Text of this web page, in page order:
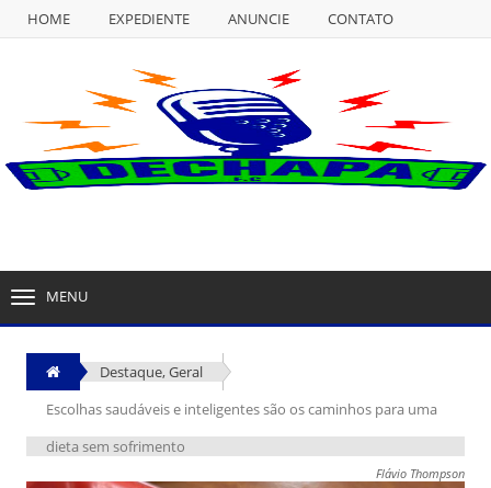
HOME EXPEDIENTE ANUNCIE
CONTATO
EXPEDIENTE ANUNCIE
MENU
Destaque,Geral
Escolhas saudáveis e inteligentes são os caminhos para uma
dieta sem sofrimento
Flávio Thompson